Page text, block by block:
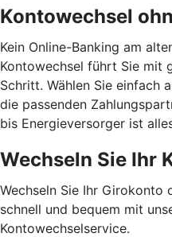
Kontowechsel
Kein Online-Banking am
Kontowechsel führt Sie mit
Schritt. Wählen Sie einfach
die passenden
bis Energieversorger ist
Wechseln Sie Ihr
Wechseln Sie Ihr Girokonto
schnell und bequem mit
Kontowechselservice.